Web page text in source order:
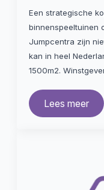
Een strategische
binnenspeeltuinen
Jumpcentra zijn
kan in heel
1500m2.
Lees meer